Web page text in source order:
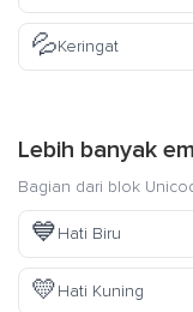
💦Keringat
Lebih banyak
Bagian dari blok
💙Hati Biru
💛Hati Kuning